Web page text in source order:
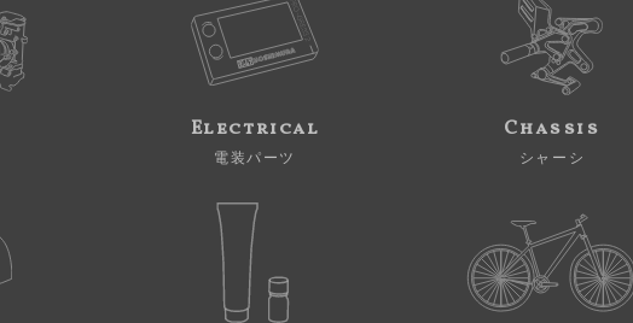
Electrical
電装パーツ
Chassis
シャーシ